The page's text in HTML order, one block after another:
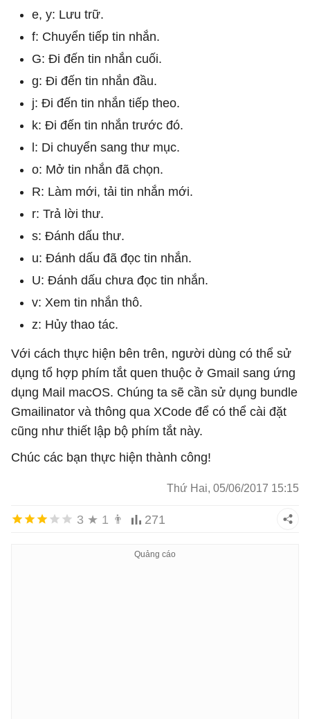
e, y: Lưu trữ.
f: Chuyển tiếp tin nhắn.
G: Đi đến tin nhắn cuối.
g: Đi đến tin nhắn đầu.
j: Đi đến tin nhắn tiếp theo.
k: Đi đến tin nhắn trước đó.
l: Di chuyển sang thư mục.
o: Mở tin nhắn đã chọn.
R: Làm mới, tải tin nhắn mới.
r: Trả lời thư.
s: Đánh dấu thư.
u: Đánh dấu đã đọc tin nhắn.
U: Đánh dấu chưa đọc tin nhắn.
v: Xem tin nhắn thô.
z: Hủy thao tác.
Với cách thực hiện bên trên, người dùng có thể sử
dụng tổ hợp phím tắt quen thuộc ở Gmail sang ứng
dụng Mail macOS. Chúng ta sẽ cần sử dụng bundle
Gmailinator và thông qua XCode để có thể cài đặt
cũng như thiết lập bộ phím tắt này.
Chúc các bạn thực hiện thành công!
Thứ Hai, 05/06/2017 15:15
3 ★ 1 👨 271